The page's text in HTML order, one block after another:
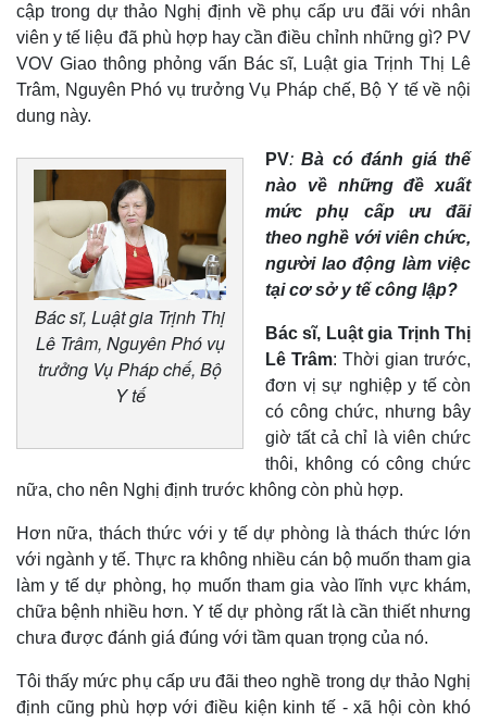
cập trong dự thảo Nghị định về phụ cấp ưu đãi với nhân
viên y tế liệu đã phù hợp hay cần điều chỉnh những gì? PV
VOV Giao thông phỏng vấn Bác sĩ, Luật gia Trịnh Thị Lê
Trâm, Nguyên Phó vụ trưởng Vụ Pháp chế, Bộ Y tế về nội
dung này.
Bác sĩ, Luật gia Trịnh Thị
Lê Trâm, Nguyên Phó vụ
trưởng Vụ Pháp chế, Bộ
Y tế
PV:Bà có đánh giá thế
nào về những đề xuất
mức phụ cấp ưu đãi
theo nghề với viên chức,
người lao động làm việc
tại cơ sở y tế công lập?
Bác sĩ, Luật gia Trịnh Thị
Lê Trâm: Thời gian trước,
đơn vị sự nghiệp y tế còn
có công chức, nhưng bây
giờ tất cả chỉ là viên chức
thôi, không có công chức
nữa, cho nên Nghị định trước không còn phù hợp.
Hơn nữa, thách thức với y tế dự phòng là thách thức lớn
với ngành y tế. Thực ra không nhiều cán bộ muốn tham gia
làm y tế dự phòng, họ muốn tham gia vào lĩnh vực khám,
chữa bệnh nhiều hơn. Y tế dự phòng rất là cần thiết nhưng
chưa được đánh giá đúng với tầm quan trọng của nó.
Tôi thấy mức phụ cấp ưu đãi theo nghề trong dự thảo Nghị
định cũng phù hợp với điều kiện kinh tế - xã hội còn khó